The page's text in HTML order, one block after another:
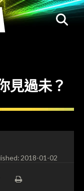
見過未？
2018-01-02